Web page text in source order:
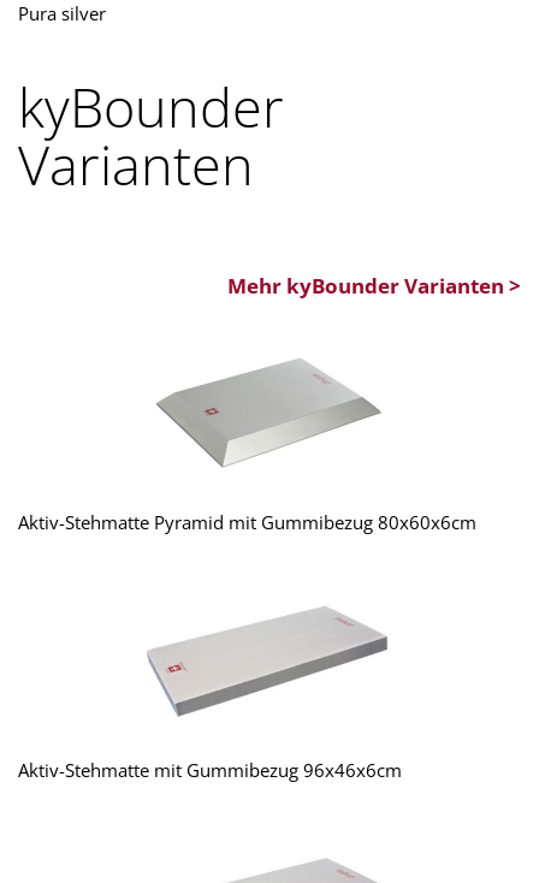
Pura silver
kyBounder
Varianten
Mehr kyBounder Varianten >
Aktiv-Stehmatte Pyramid mit Gummibezug 80x60x6cm
Aktiv-Stehmatte mit Gummibezug 96x46x6cm